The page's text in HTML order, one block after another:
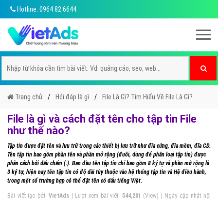
Hotline: 0964 82 6644
Trang chủ Hỏi đáp là gì File Là Gì? Tìm Hiểu Về File Là Gì?
File là gì và cách đặt tên cho tập tin File
như thế nào?
Tập tin được đặt tên và lưu trữ trong các thiết bị lưu trữ như đĩa cứng, đĩa mềm, đĩa CD.
Tên tập tin bao gồm phần tên và phần mở rộng (đuôi, dùng để phân loại tập tin) được
phân cách bởi dấu chấm (.). Ban đầu tên tập tin chỉ bao gồm 8 ký tự và phần mở rộng là
3 ký tự, hiện nay tên tập tin có độ dài tùy thuộc vào hệ thống tập tin và Hệ điều hành,
trong một số trường hợp có thể đặt tên có dấu tiếng Việt.
Bài viết tạo bởi:VietAds | Lượt xem bài viết: 544,201 (View) | Ngày cập nhật nội